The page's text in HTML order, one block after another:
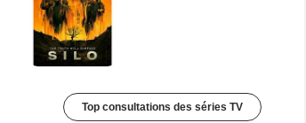
Top consultations des séries TV